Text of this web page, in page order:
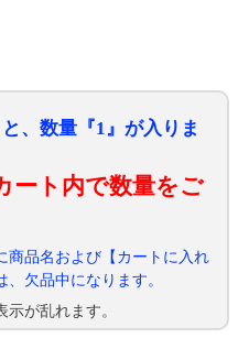
、数量『1』が入りま
ート内で数量をご
商品名および【カートに入れ
欠品中になります。
が乱れます。